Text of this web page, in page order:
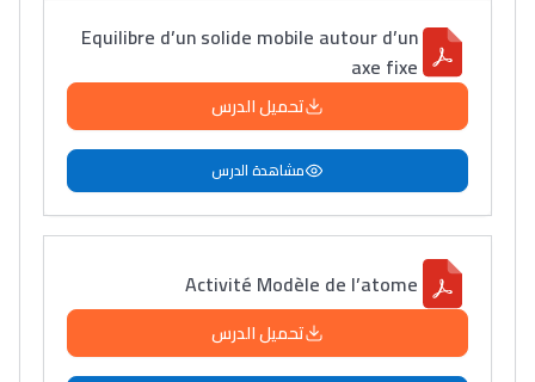
Equilibre d’un solide mobile autour d’un
axe fixe
تحميل الدرس
مشاهدة الدرس
Activité Modèle de l’atome
تحميل الدرس